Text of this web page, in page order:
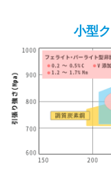
小型